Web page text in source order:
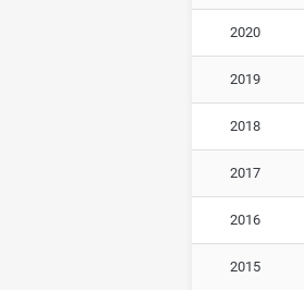
2020
2019
2018
2017
2016
2015